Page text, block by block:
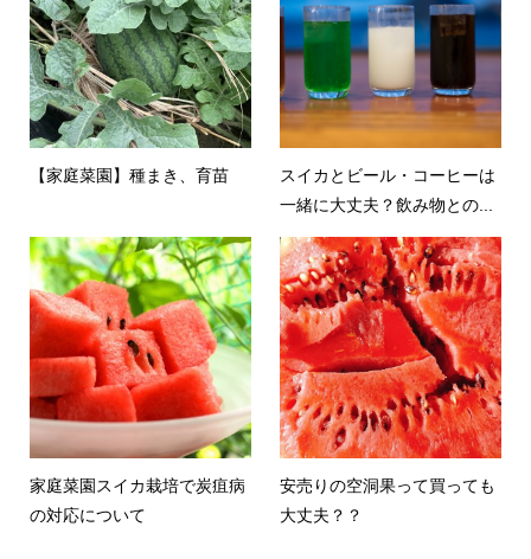
【家庭菜園】種まき、育苗
スイカとビール・コーヒーは
一緒に大丈夫？飲み物との...
家庭菜園スイカ栽培で炭疽病
の対応について
安売りの空洞果って買っても
大丈夫？？